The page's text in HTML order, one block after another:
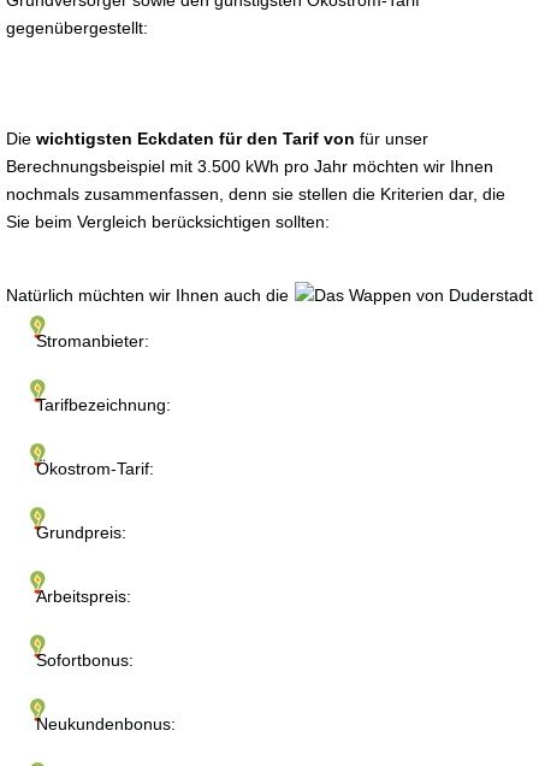
gegenübergestellt:
Die wichtigsten Eckdaten für den Tarif von für unser
Berechnungsbeispiel mit 3.500 kWh pro Jahr möchten wir Ihnen
nochmals zusammenfassen, denn sie stellen die Kriterien dar, die
Sie beim Vergleich berücksichtigen sollten:
Stromanbieter:
Tarifbezeichnung:
Ökostrom-Tarif:
Grundpreis:
Arbeitspreis:
Sofortbonus:
Neukundenbonus:
Natürlich müchten wir Ihnen auch die